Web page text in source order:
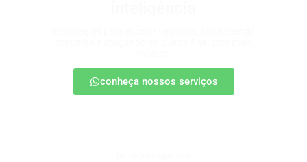
conheça nossos serviços